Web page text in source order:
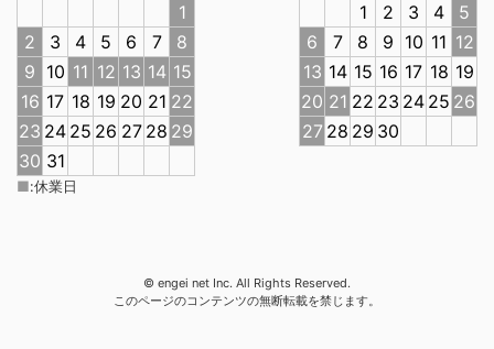
1
2
3 4 5 6 7
8
9 10 11 12 13 14 15
16 17 18 19 20 21 22
23 24 25 26 27 28 29
30 31
1
2 3 4
5
6
7 8 9 10 11 12
13 14 15 16 17 18 19
20 21 22 23 24 25 26
27 28 29 30
■:休業日
© engei net Inc. All Rights Reserved.
このページのコンテンツの無断転載を禁じます。